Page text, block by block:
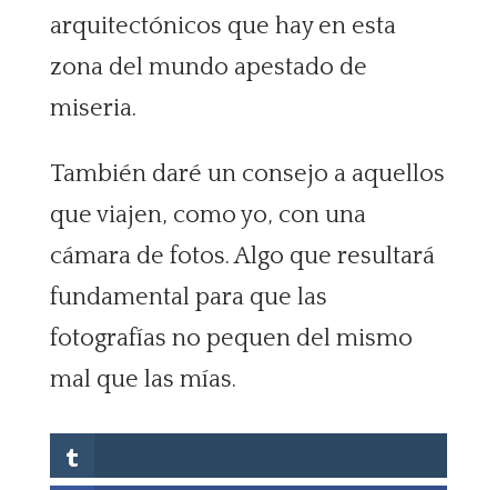
arquitectónicos que hay en esta
zona del mundo apestado de
miseria.
También daré un consejo a aquellos
que viajen, como yo, con una
cámara de fotos. Algo que resultará
fundamental para que las
fotografías no pequen del mismo
mal que las mías.